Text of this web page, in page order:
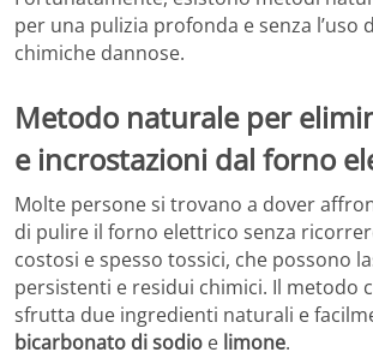
per una pulizia profonda e senza l’uso
chimiche dannose.
Metodo naturale per
e incrostazioni dal forno
Molte persone si trovano a dover
di pulire il forno elettrico senza
costosi e spesso tossici, che possono
persistenti e residui chimici. Il metodo
sfrutta due ingredienti naturali e
bicarbonato di sodio e limone.